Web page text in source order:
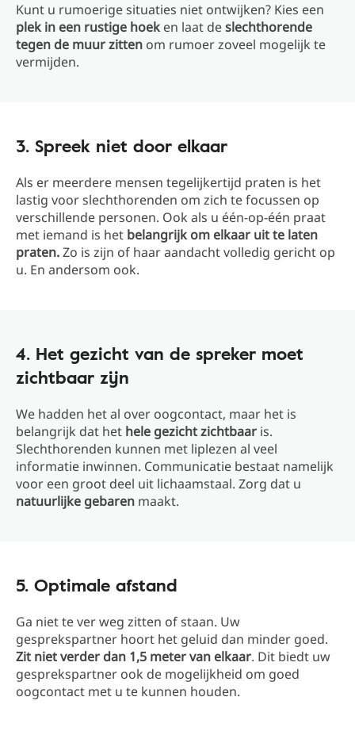
Kunt u rumoerige situaties niet ontwijken? Kies een
plek in een rustige hoek en laat deslechthorende
tegen de muur zitten om rumoer zoveel mogelijk te
vermijden.
3. Spreek niet door elkaar
Als er meerdere mensen tegelijkertijd praten is het
lastig voor slechthorenden om zich te focussen op
verschillende personen. Ook als u één-op-één praat
met iemand is het belangrijk om elkaar uit te laten
praten.Zo is zijn of haar aandacht volledig gericht op
u. En andersom ook.
4. Het gezicht van de spreker moet
zichtbaar zijn
We hadden het al over oogcontact, maar het is
belangrijk dat het hele gezicht zichtbaar is.
Slechthorenden kunnen met liplezen al veel
informatie inwinnen. Communicatie bestaat namelijk
voor een groot deel uit lichaamstaal. Zorg dat u
natuurlijke gebaren maakt.
5. Optimale afstand
Ga niet te ver weg zitten of staan. Uw
gesprekspartner hoort het geluid dan minder goed.
Zit niet verder dan 1,5 meter van elkaar. Dit biedt uw
gesprekspartner ook de mogelijkheid om goed
oogcontact met u te kunnen houden.